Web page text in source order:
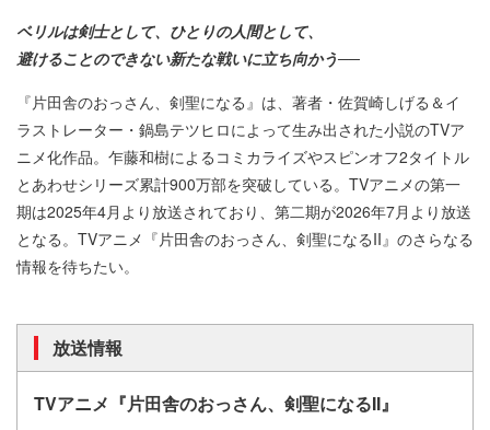
ベリルは剣士として、ひとりの人間として、
避けることのできない新たな戦いに立ち向かう──
『片田舎のおっさん、剣聖になる』は、著者・佐賀崎しげる＆イ
ラストレーター・鍋島テツヒロによって生み出された小説のTVア
ニメ化作品。乍藤和樹によるコミカライズやスピンオフ2タイトル
とあわせシリーズ累計900万部を突破している。TVアニメの第一
期は2025年4月より放送されており、第二期が2026年7月より放送
となる。TVアニメ『片田舎のおっさん、剣聖になるII』のさらなる
情報を待ちたい。
放送情報
TVアニメ『片田舎のおっさん、剣聖になるII』